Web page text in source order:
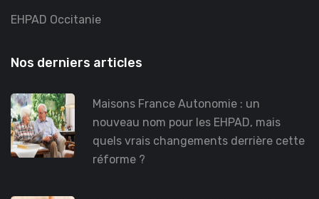
EHPAD Occitanie
Nos derniers articles
Maisons France Autonomie : un
nouveau nom pour les EHPAD, mais
quels vrais changements derrière cette
réforme ?